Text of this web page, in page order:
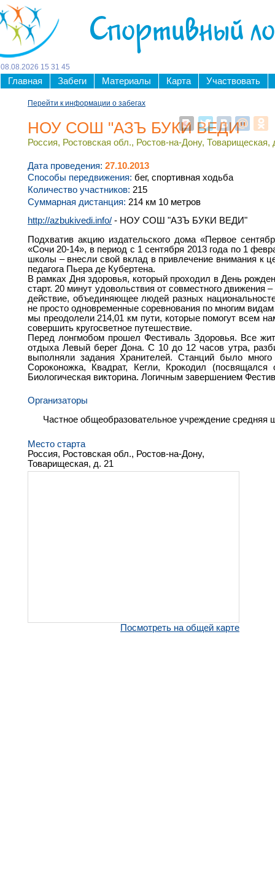
Спортивный
08 08 2026 15 31 45
Главная Забеги Материалы Карта Участвовать
Перейти к информации о забегах
НОУ СОШ "АЗЪ БУКИ ВЕДИ"
Россия, Ростовская обл., Ростов-на-Дону, Товарищеская,
Дата проведения: 27.10.2013
Способы передвижения: бег, спортивная ходьба
Количество участников: 215
Суммарная дистанция: 214 км 10 метров
http://azbukivedi.info/ - НОУ СОШ "АЗЪ БУКИ ВЕДИ"
Подхватив акцию издательского дома «Первое
«Сочи 20-14», в период с 1 сентября 2013 года по 1
школы – внесли свой вклад в привлечение внимания к
педагога Пьера де Кубертена.
В рамках Дня здоровья, который проходил в День
старт. 20 минут удовольствия от совместного
действие, объединяющее людей разных
не просто одновременные соревнования по многим
мы преодолели 214,01 км пути, которые помогут всем
совершить кругосветное путешествие.
Перед лонгмобом прошел Фестиваль Здоровья. Все
отдыха Левый берег Дона. С 10 до 12 часов утра,
выполняли задания Хранителей. Станций было
Сороконожка, Квадрат, Кегли, Крокодил
Биологическая викторина. Логичным завершением
Организаторы
Частное общеобразовательное учреждение средняя
Место старта
Россия, Ростовская обл., Ростов-на-Дону,
Товарищеская, д. 21
Посмотреть на общей карте